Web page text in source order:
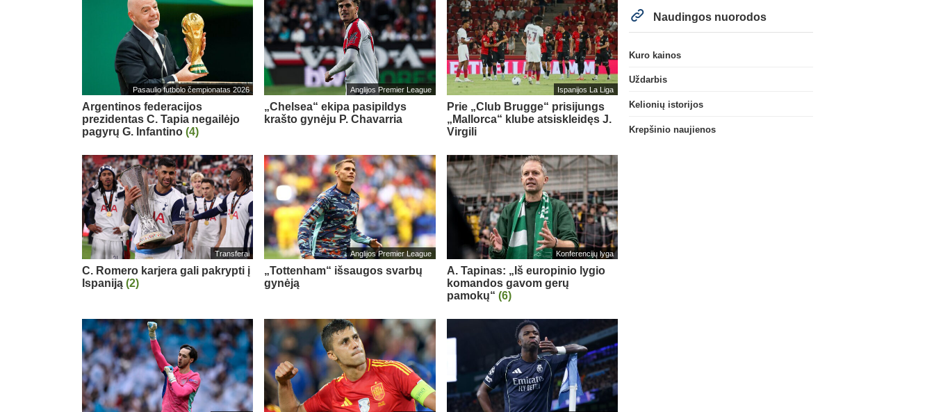
Pasaulio futbolo čempionatas 2026
Argentinos federacijos
prezidentas C. Tapia negailėjo
pagyrų G. Infantino (4)
Anglijos Premier League
„Chelsea“ ekipa pasipildys
krašto gynėju P. Chavarria
Ispanijos La Liga
Prie „Club Brugge“ prisijungs
„Mallorca“ klube atsiskleidęs J.
Virgili
Transferai
C. Romero karjera gali pakrypti į
Ispaniją (2)
Anglijos Premier League
„Tottenham“ išsaugos svarbų
gynėją
Konferencijų lyga
A. Tapinas: „Iš europinio lygio
komandos gavom gerų
pamokų“ (6)
Naudingos nuorodos
Kuro kainos
Uždarbis
Kelionių istorijos
Krepšinio naujienos